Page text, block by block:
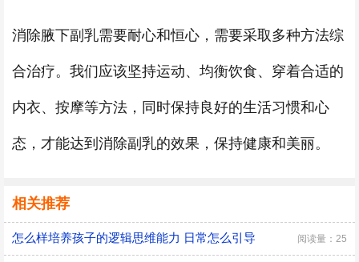
消除腋下副乳需要耐心和恒心，需要采取多种方法综
合治疗。我们应该坚持运动、均衡饮食、穿着合适的
内衣、按摩等方法，同时保持良好的生活习惯和心
态，才能达到消除副乳的效果，保持健康和美丽。
相关推荐
怎么样培养孩子的逻辑思维能力 日常怎么引导 阅读量：25